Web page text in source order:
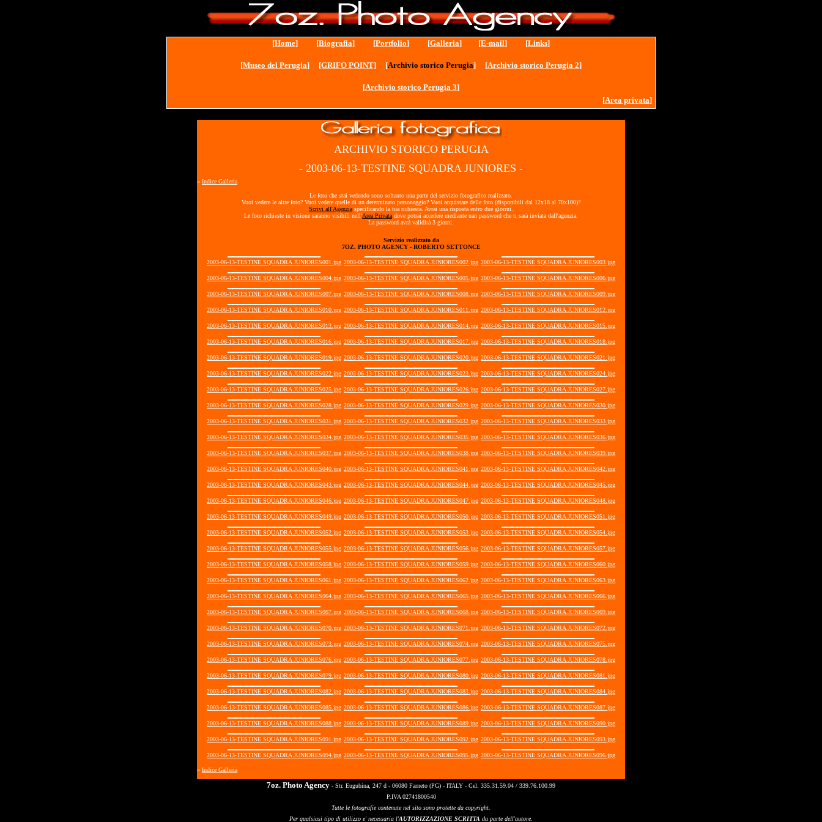
[Home] [Biografia] [Portfolio] [Galleria] [E-mail] [Links]
[Museo del Perugia] [GRIFO POINT] [Archivio storico Perugia] [Archivio storico Perugia 2]
[Archivio storico Perugia 3]
[Area privata]
ARCHIVIO STORICO PERUGIA
- 2003-06-13-TESTINE SQUADRA JUNIORES -
« Indice Galleria
Le foto che stai vedendo sono soltanto una parte del servizio fotografico realizzato.
Vuoi vedere le altre foto? Vuoi vedere quelle di un determinato personaggio? Vuoi acquistare delle foto (disponibili dal 12x18 al 70x100)?
Scrivi all'Agenzia specificando la tua richiesta. Avrai una risposta entro due giorrni.
Le foto richieste in visione saranno visibili nell'Area Privata dove potrai accedere mediante uan password che ti sarà inviata dall'agenzia.
La password avrà validità 3 giorni.
Servizio realizzato da
7OZ. PHOTO AGENCY - ROBERTO SETTONCE
2003-06-13-TESTINE SQUADRA JUNIORES001.jpg 2003-06-13-TESTINE SQUADRA JUNIORES002.jpg 2003-06-13-TESTINE SQUADRA JUNIORES003.jpg
2003-06-13-TESTINE SQUADRA JUNIORES004.jpg 2003-06-13-TESTINE SQUADRA JUNIORES005.jpg 2003-06-13-TESTINE SQUADRA JUNIORES006.jpg
2003-06-13-TESTINE SQUADRA JUNIORES007.jpg 2003-06-13-TESTINE SQUADRA JUNIORES008.jpg 2003-06-13-TESTINE SQUADRA JUNIORES009.jpg
2003-06-13-TESTINE SQUADRA JUNIORES010.jpg 2003-06-13-TESTINE SQUADRA JUNIORES011.jpg 2003-06-13-TESTINE SQUADRA JUNIORES012.jpg
2003-06-13-TESTINE SQUADRA JUNIORES013.jpg 2003-06-13-TESTINE SQUADRA JUNIORES014.jpg 2003-06-13-TESTINE SQUADRA JUNIORES015.jpg
2003-06-13-TESTINE SQUADRA JUNIORES016.jpg 2003-06-13-TESTINE SQUADRA JUNIORES017.jpg 2003-06-13-TESTINE SQUADRA JUNIORES018.jpg
2003-06-13-TESTINE SQUADRA JUNIORES019.jpg 2003-06-13-TESTINE SQUADRA JUNIORES020.jpg 2003-06-13-TESTINE SQUADRA JUNIORES021.jpg
2003-06-13-TESTINE SQUADRA JUNIORES022.jpg 2003-06-13-TESTINE SQUADRA JUNIORES023.jpg 2003-06-13-TESTINE SQUADRA JUNIORES024.jpg
2003-06-13-TESTINE SQUADRA JUNIORES025.jpg 2003-06-13-TESTINE SQUADRA JUNIORES026.jpg 2003-06-13-TESTINE SQUADRA JUNIORES027.jpg
2003-06-13-TESTINE SQUADRA JUNIORES028.jpg 2003-06-13-TESTINE SQUADRA JUNIORES029.jpg 2003-06-13-TESTINE SQUADRA JUNIORES030.jpg
2003-06-13-TESTINE SQUADRA JUNIORES031.jpg 2003-06-13-TESTINE SQUADRA JUNIORES032.jpg 2003-06-13-TESTINE SQUADRA JUNIORES033.jpg
2003-06-13-TESTINE SQUADRA JUNIORES034.jpg 2003-06-13-TESTINE SQUADRA JUNIORES035.jpg 2003-06-13-TESTINE SQUADRA JUNIORES036.jpg
2003-06-13-TESTINE SQUADRA JUNIORES037.jpg 2003-06-13-TESTINE SQUADRA JUNIORES038.jpg 2003-06-13-TESTINE SQUADRA JUNIORES039.jpg
2003-06-13-TESTINE SQUADRA JUNIORES040.jpg 2003-06-13-TESTINE SQUADRA JUNIORES041.jpg 2003-06-13-TESTINE SQUADRA JUNIORES042.jpg
2003-06-13-TESTINE SQUADRA JUNIORES043.jpg 2003-06-13-TESTINE SQUADRA JUNIORES044.jpg 2003-06-13-TESTINE SQUADRA JUNIORES045.jpg
2003-06-13-TESTINE SQUADRA JUNIORES046.jpg 2003-06-13-TESTINE SQUADRA JUNIORES047.jpg 2003-06-13-TESTINE SQUADRA JUNIORES048.jpg
2003-06-13-TESTINE SQUADRA JUNIORES049.jpg 2003-06-13-TESTINE SQUADRA JUNIORES050.jpg 2003-06-13-TESTINE SQUADRA JUNIORES051.jpg
2003-06-13-TESTINE SQUADRA JUNIORES052.jpg 2003-06-13-TESTINE SQUADRA JUNIORES053.jpg 2003-06-13-TESTINE SQUADRA JUNIORES054.jpg
2003-06-13-TESTINE SQUADRA JUNIORES055.jpg 2003-06-13-TESTINE SQUADRA JUNIORES056.jpg 2003-06-13-TESTINE SQUADRA JUNIORES057.jpg
2003-06-13-TESTINE SQUADRA JUNIORES058.jpg 2003-06-13-TESTINE SQUADRA JUNIORES059.jpg 2003-06-13-TESTINE SQUADRA JUNIORES060.jpg
2003-06-13-TESTINE SQUADRA JUNIORES061.jpg 2003-06-13-TESTINE SQUADRA JUNIORES062.jpg 2003-06-13-TESTINE SQUADRA JUNIORES063.jpg
2003-06-13-TESTINE SQUADRA JUNIORES064.jpg 2003-06-13-TESTINE SQUADRA JUNIORES065.jpg 2003-06-13-TESTINE SQUADRA JUNIORES066.jpg
2003-06-13-TESTINE SQUADRA JUNIORES067.jpg 2003-06-13-TESTINE SQUADRA JUNIORES068.jpg 2003-06-13-TESTINE SQUADRA JUNIORES069.jpg
2003-06-13-TESTINE SQUADRA JUNIORES070.jpg 2003-06-13-TESTINE SQUADRA JUNIORES071.jpg 2003-06-13-TESTINE SQUADRA JUNIORES072.jpg
2003-06-13-TESTINE SQUADRA JUNIORES073.jpg 2003-06-13-TESTINE SQUADRA JUNIORES074.jpg 2003-06-13-TESTINE SQUADRA JUNIORES075.jpg
2003-06-13-TESTINE SQUADRA JUNIORES076.jpg 2003-06-13-TESTINE SQUADRA JUNIORES077.jpg 2003-06-13-TESTINE SQUADRA JUNIORES078.jpg
2003-06-13-TESTINE SQUADRA JUNIORES079.jpg 2003-06-13-TESTINE SQUADRA JUNIORES080.jpg 2003-06-13-TESTINE SQUADRA JUNIORES081.jpg
2003-06-13-TESTINE SQUADRA JUNIORES082.jpg 2003-06-13-TESTINE SQUADRA JUNIORES083.jpg 2003-06-13-TESTINE SQUADRA JUNIORES084.jpg
2003-06-13-TESTINE SQUADRA JUNIORES085.jpg 2003-06-13-TESTINE SQUADRA JUNIORES086.jpg 2003-06-13-TESTINE SQUADRA JUNIORES087.jpg
2003-06-13-TESTINE SQUADRA JUNIORES088.jpg 2003-06-13-TESTINE SQUADRA JUNIORES089.jpg 2003-06-13-TESTINE SQUADRA JUNIORES090.jpg
2003-06-13-TESTINE SQUADRA JUNIORES091.jpg 2003-06-13-TESTINE SQUADRA JUNIORES092.jpg 2003-06-13-TESTINE SQUADRA JUNIORES093.jpg
2003-06-13-TESTINE SQUADRA JUNIORES094.jpg 2003-06-13-TESTINE SQUADRA JUNIORES095.jpg 2003-06-13-TESTINE SQUADRA JUNIORES096.jpg
« Indice Galleria
7oz. Photo Agency - Str. Eugubina, 247 d - 06080 Farneto (PG) - ITALY - Cel. 335.31.59.04 / 339.76.100.99
P.IVA 02741800540
Tutte le fotografie contenute nel sito sono protette da copyright.
Per qualsiasi tipo di utilizzo e' necessaria l'AUTORIZZAZIONE SCRITTA da parte dell'autore.